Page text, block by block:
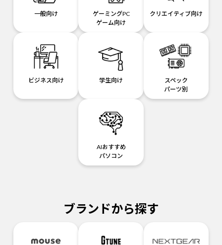
一般向け
ゲーミングPC
ゲーム向け
クリエイティブ向け
ビジネス向け 学生向け
スペック
パーツ別
AIおすすめ
パソコン
ブランドから探す